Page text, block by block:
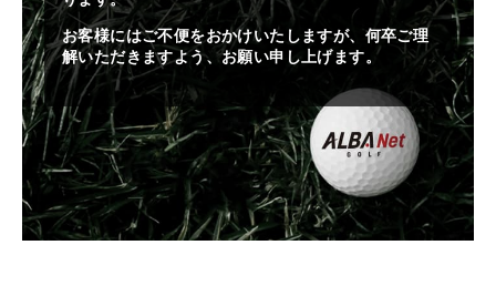
お客様にはご不便をおかけいたしますが、何卒ご理
解いただきますよう、お願い申し上げます。